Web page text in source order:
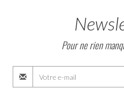
Pour ne rien